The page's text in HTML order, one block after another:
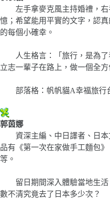
左手拿麥克風主持婚禮，右
憶；希望能用平實的文字，認
的每個小確幸。
人生格言：「旅行，是為了
立志一輩子在路上，做一個全方
部落格：帆帆貓A幸福旅行
郭茵娜
資深主編、中日譯者、日本
品有《第一次在家做手工麵包
等。
留日期間深入體驗當地生活
數不清究竟去了日本多少次？